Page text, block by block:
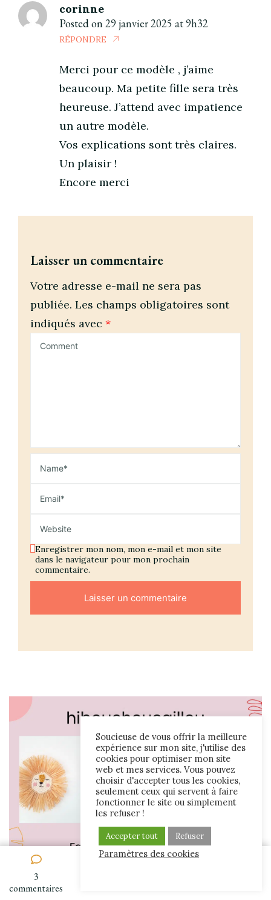
3
commentaires
corinne
Posted on29 janvier 2025 at 9h32
RÉPONDRE
Merci pour ce modèle , j’aime
beaucoup. Ma petite fille sera très
heureuse. J’attend avec impatience
un autre modèle.
Vos explications sont très claires.
Un plaisir !
Encore merci
Laisser un commentaire
Votre adresse e-mail ne sera pas
publiée. Les champs obligatoires sont
indiqués avec *
Enregistrer mon nom, mon e-mail et mon site
dans le navigateur pour mon prochain
commentaire.
Découvrir la boutique
Soucieuse de vous offrir la meilleure
expérience sur mon site, j'utilise des
cookies pour optimiser mon site
web et mes services. Vous pouvez
choisir d'accepter tous les cookies,
seulement ceux qui servent à faire
fonctionner le site ou simplement
les refuser !
Accepter tout Refuser
Paramètres des cookies